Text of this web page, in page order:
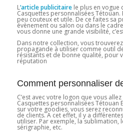
L‘article publicitairele plus en vogue
Casquettes personnalisées Tétouan.
peu couteux et utile. De ce faites sa
évènement ou salon ou dans le
vous donne une grande visibilité,
Dans notre collection, vous
propagande à utiliser comme outil
résistants et de bonne qualité, pour
réputation
Comment personnaliser
C’est avec votre logon que vous
Casquettes personnalisées Tétouan
sur votre goodies, vous serez
de clients. A cet effet, il y a
utiliser. Par exemple, la sublimation,
sérigraphie, etc.